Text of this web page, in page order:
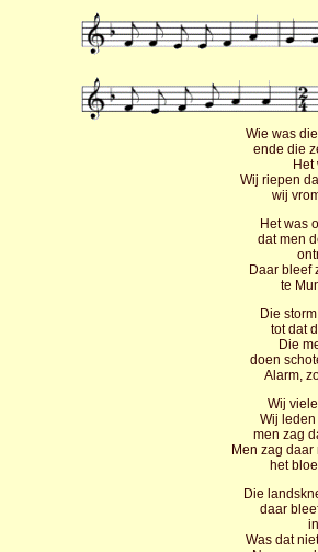
Wie was
ende die
Wij riepen
wij
Het was
dat men
Daar bleef
te
Die
tot dat
Die
doen
Alarm,
Wij
Wij
men zag
Men zag
het
Die
daar
Was dat